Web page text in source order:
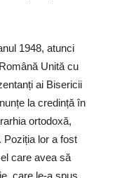
1948, atunci
Unită cu
ai Bisericii
la credință în
ortodoxă,
Poziția lor a fost
care avea să
care le-a spus